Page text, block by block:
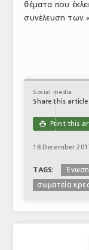
θέματα που
συνέλευση των
Social media
Share this article
 Print this
18 December
TAGS:
σωματεία